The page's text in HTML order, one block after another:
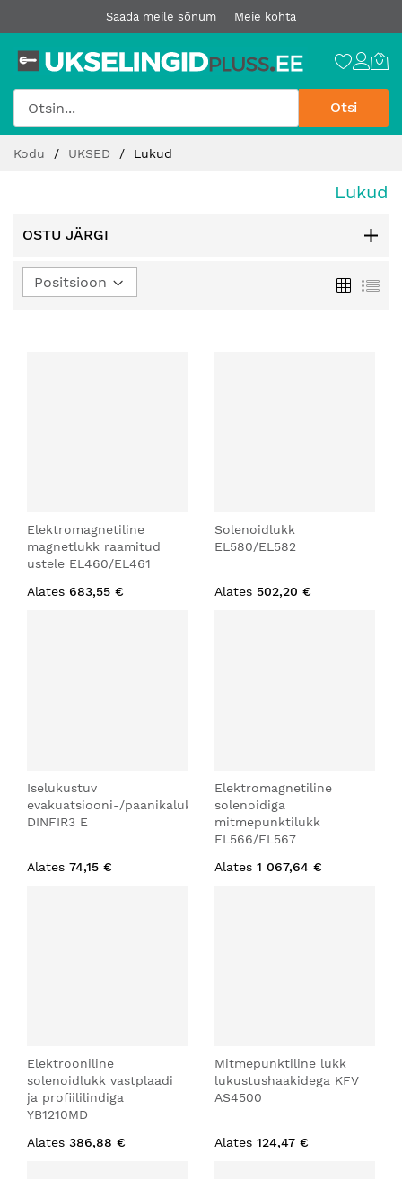
Saada meile sõnum Meie kohta
Otsi
sisu
Kodu UKSED Lukud
Lukud
OSTU JÄRGI
Elektromagnetiline
magnetlukk raamitud
ustele EL460/EL461
Alates 683,55 €
Solenoidlukk
EL580/EL582
Alates 502,20 €
Iselukustuv
evakuatsiooni-/paanikalukk
DINFIR3 E
Alates 74,15 €
Elektromagnetiline
solenoidiga
mitmepunktilukk
EL566/EL567
Alates 1 067,64 €
Elektrooniline
solenoidlukk vastplaadi
ja profiililindiga
YB1210MD
Alates 386,88 €
Mitmepunktiline lukk
lukustushaakidega KFV
AS4500
Alates 124,47 €